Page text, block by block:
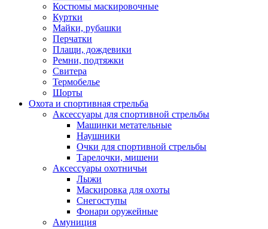
Костюмы маскировочные
Куртки
Майки, рубашки
Перчатки
Плащи, дождевики
Ремни, подтяжки
Свитера
Термобелье
Шорты
Охота и спортивная стрельба
Аксессуары для спортивной стрельбы
Машинки метательные
Наушники
Очки для спортивной стрельбы
Тарелочки, мишени
Аксессуары охотничьи
Лыжи
Маскировка для охоты
Снегоступы
Фонари оружейные
Амуниция